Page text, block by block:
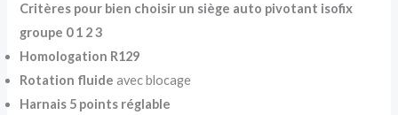
Critères pour bien choisir un siège auto pivotant isofix
groupe 0 1 2 3
Homologation R129
Rotation fluide avec blocage
Harnais 5 points réglable